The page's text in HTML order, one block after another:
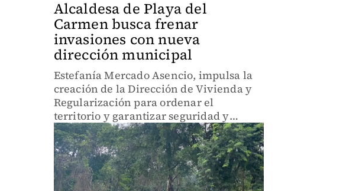
Alcaldesa de Playa del
Carmen busca frenar
invasiones con nueva
dirección municipal
Estefanía Mercado Asencio, impulsa la
creación de la Dirección de Vivienda y
Regularización para ordenar el
territorio y garantizar seguridad y
servicios básicos a las familias.